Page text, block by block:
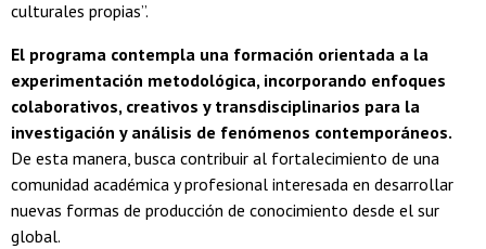
culturales propias”.
El programa contempla una formación orientada a la
experimentación metodológica, incorporando enfoques
colaborativos, creativos y transdisciplinarios para la
investigación y análisis de fenómenos contemporáneos.
De esta manera, busca contribuir al fortalecimiento de una
comunidad académica y profesional interesada en desarrollar
nuevas formas de producción de conocimiento desde el sur
global.